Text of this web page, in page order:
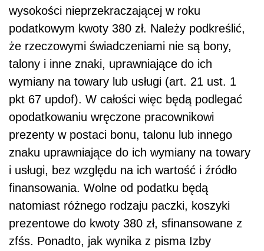
wysokości nieprzekraczającej w roku
podatkowym kwoty 380 zł. Należy podkreślić,
że rzeczowymi świadczeniami nie są bony,
talony i inne znaki, uprawniające do ich
wymiany na towary lub usługi (art. 21 ust. 1
pkt 67 updof). W całości więc będą podlegać
opodatkowaniu wręczone pracownikowi
prezenty w postaci bonu, talonu lub innego
znaku uprawniające do ich wymiany na towary
i usługi, bez względu na ich wartość i źródło
finansowania. Wolne od podatku będą
natomiast różnego rodzaju paczki, koszyki
prezentowe do kwoty 380 zł, sfinansowane z
zfśs. Ponadto, jak wynika z pisma Izby